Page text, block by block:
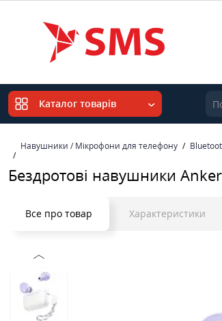
Каталог товарів
Навушники / Мікрофони для телефону
Бездротові навушники
Все про товар Характеристики